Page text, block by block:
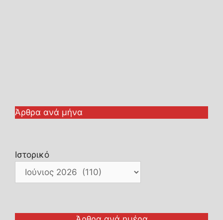
Άρθρα ανά μήνα
Ιστορικό